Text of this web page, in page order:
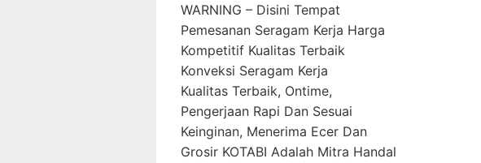
WARNING – Disini Tempat
Pemesanan Seragam Kerja Harga
Kompetitif Kualitas Terbaik
Konveksi Seragam Kerja
Kualitas Terbaik, Ontime,
Pengerjaan Rapi Dan Sesuai
Keinginan, Menerima Ecer Dan
Grosir KOTABI Adalah Mitra Handal